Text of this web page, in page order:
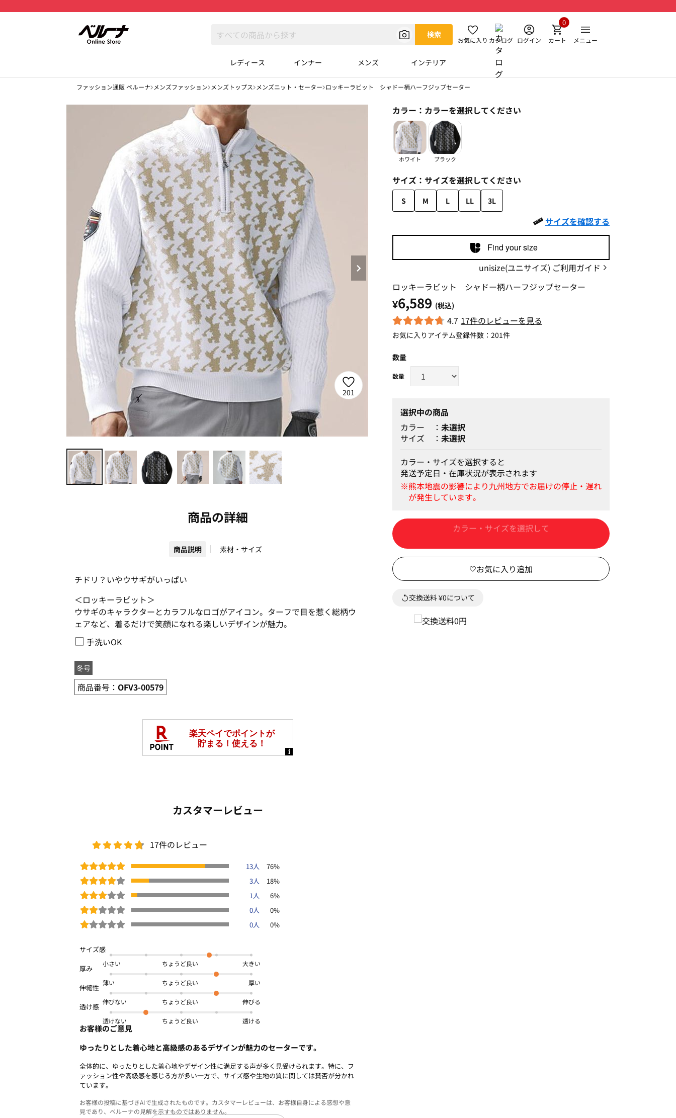
検索
お気に入り カタログ ログイン カート
0
メニュー
レディース インナー メンズ インテリア
ファッション通販 ベルーナ メンズファッション メンズトップス メンズニット・セーター ロッキーラビット シャドー柄ハーフジップセーター
201
商品の詳細
商品説明 素材・サイズ
チドリ？いやウサギがいっぱい
＜ロッキーラビット＞
ウサギのキャラクターとカラフルなロゴがアイコン。ターフで目を惹く総柄ウ
ェアなど、着るだけで笑顔になれる楽しいデザインが魅力。
□ 手洗いOK
冬号
商品番号： OFV3-00579
カスタマーレビュー
17件のレビュー
13人
76%
3人
18%
1人
6%
0人
0%
0人
0%
小さい 大きい
薄い 厚い
伸びない 伸びる
透けない 透ける
お客様のご意見
ゆったりとした着心地と高級感のあるデザインが魅力のセーターです。
全体的に、ゆったりとした着心地やデザイン性に満足する声が多く見受けられます。特に、フ
ァッション性や高級感を感じる方が多い一方で、サイズ感や生地の質に関しては賛否が分かれ
ています。
お客様の投稿に基づきAIで生成されたものです。カスタマーレビューは、お客様自身による感想や意
見であり、ベルーナの見解を示すものではありません。
カラー： カラーを選択してください
ホワイト ブラック
サイズ： サイズを選択してください
S M L LL 3L
サイズを確認する
Find your size
unisize(ユニサイズ) ご利用ガイド
ロッキーラビット シャドー柄ハーフジップセーター
¥6,589 (税込)
4.7 17件のレビューを見る
お気に入りアイテム登録件数： 201件
数量
選択中の商品
カラー
未選択
サイズ
未選択
カラー・サイズを選択すると
発送予定日・在庫状況が表示されます
カートに入れる
交換送料 ¥0について